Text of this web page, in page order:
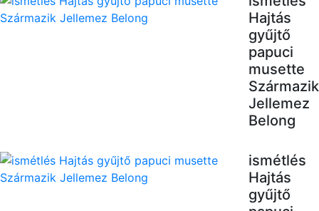
Hajtás
gyűjtő
papuci
musette
Származik
Jellemez
Belong
ismétlés
Hajtás
gyűjtő